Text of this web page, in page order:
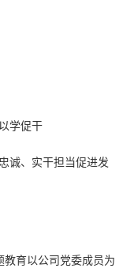
学促干
诚、实干担当促进发
育以公司党委成员为